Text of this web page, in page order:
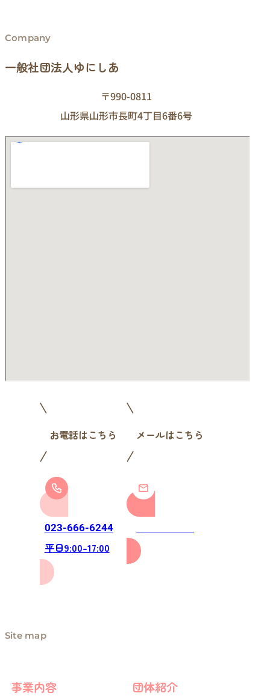
Company
一般社団法人ゆにしあ
〒990-0811
山形県山形市長町4丁目6番6号
お電話はこちら
023-666-6244
平日9:00-17:00
メールはこちら
Site map
事業内容 団体紹介